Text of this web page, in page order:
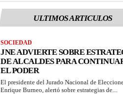
ULTIMOS ARTICULOS
SOCIEDAD
JNE ADVIERTE SOBRE
DE ALCALDES PARA
EL PODER
El presidente del Jurado Nacional de
Enrique Burneo, alertó sobre estrategias de...